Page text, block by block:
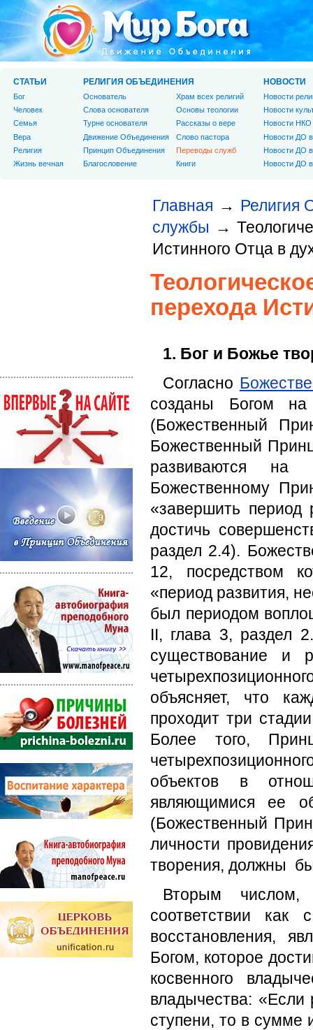
Главная → Религия
службы →
Истинного Отца в
перехода
1. Бог и Божье
Согласно
созданы Богом на
(Божественный
Божественный
развиваются на
Божественному
«завершить период
достичь
раздел 2.4).
12, посредством
«период развития,
был периодом
II, глава 3, раздел
существование и
объясняет, что
проходит три
Более того,
объектов в
являющимися ее
(Божественный
личности
творения, должны
Вторым
соответствии
восстановления,
Богом, которое
косвенного
владычества: «Если
ступени, то в сумме
СТАТЬИ
Бог
Человек
Cемья
Вера
Религия
Жизнь вечная
РЕЛИГИЯ ОБЪЕДИНЕНИЯ
Основатель
Слова основателя
Турне основателя
Движение Объединения
Принцип Объединения
Благословение
Храм всех религий
Основы теологии
Рассказы о вере
Слово пастора
Переводы служб
Книги
НОВОСТИ
Новости
Новости
Новости НКО
Новости ДО
Новости ДО
Новости ДО